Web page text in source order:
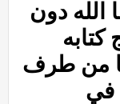
الله دون
كتابه
من طرف
في